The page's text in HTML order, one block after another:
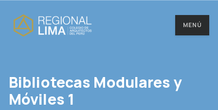
MENÚ
Bibliotecas Modulares y
Móviles 1